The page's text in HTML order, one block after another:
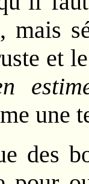
mais
et
une
des